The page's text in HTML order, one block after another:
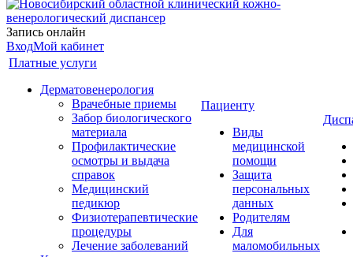
Запись онлайн
ВходМой кабинет
Платные услуги
Дерматовенерология
Врачебные приемы
Забор биологического
материала
Профилактические
осмотры и выдача
справок
Медицинский
педикюр
Физиотерапевтические
процедуры
Лечение заболеваний
Пациенту
Виды
медицинской
помощи
Защита
персональных
данных
Родителям
Для
маломобильных